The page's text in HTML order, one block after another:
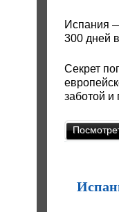
Испания
300 дней
Секрет
заботой и